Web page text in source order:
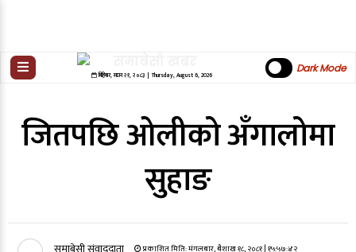
बिहिबार,साउन २१,२०८३| Thursday, August 6, 2026
Dark Mode
जितपछि ओलीको अँगालोमा
सुहाङ
प्रकाशित मिति:मंगलबार, बैशाख १८, २०८१| १५:५७:४२